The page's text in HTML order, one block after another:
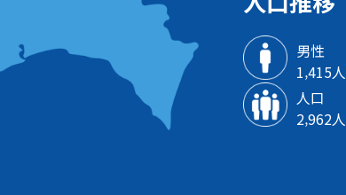
男性
1‚415人
人口
2‚962人